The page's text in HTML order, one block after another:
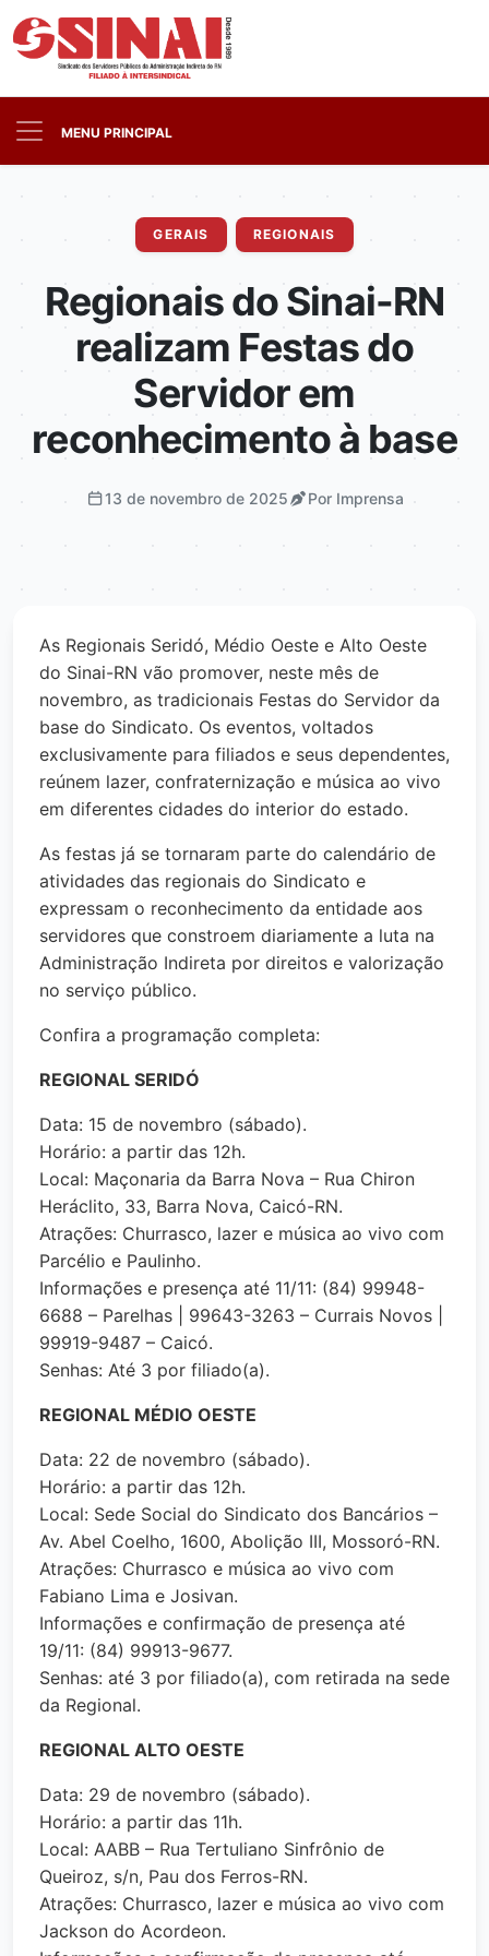
MENU PRINCIPAL
GERAIS REGIONAIS
Regionais do Sinai-RN
realizam Festas do
Servidor em
reconhecimento à base
13 de novembro de 2025 Por Imprensa
As Regionais Seridó, Médio Oeste e Alto Oeste
do Sinai-RN vão promover, neste mês de
novembro, as tradicionais Festas do Servidor da
base do Sindicato. Os eventos, voltados
exclusivamente para filiados e seus dependentes,
reúnem lazer, confraternização e música ao vivo
em diferentes cidades do interior do estado.
As festas já se tornaram parte do calendário de
atividades das regionais do Sindicato e
expressam o reconhecimento da entidade aos
servidores que constroem diariamente a luta na
Administração Indireta por direitos e valorização
no serviço público.
Confira a programação completa:
REGIONAL SERIDÓ
Data: 15 de novembro (sábado).
Horário: a partir das 12h.
Local: Maçonaria da Barra Nova – Rua Chiron
Heráclito, 33, Barra Nova, Caicó-RN.
Atrações: Churrasco, lazer e música ao vivo com
Parcélio e Paulinho.
Informações e presença até 11/11: (84) 99948-
6688 – Parelhas | 99643-3263 – Currais Novos |
99919-9487 – Caicó.
Senhas: Até 3 por filiado(a).
REGIONAL MÉDIO OESTE
Data: 22 de novembro (sábado).
Horário: a partir das 12h.
Local: Sede Social do Sindicato dos Bancários –
Av. Abel Coelho, 1600, Abolição III, Mossoró-RN.
Atrações: Churrasco e música ao vivo com
Fabiano Lima e Josivan.
Informações e confirmação de presença até
19/11: (84) 99913-9677.
Senhas: até 3 por filiado(a), com retirada na sede
da Regional.
REGIONAL ALTO OESTE
Data: 29 de novembro (sábado).
Horário: a partir das 11h.
Local: AABB – Rua Tertuliano Sinfrônio de
Queiroz, s/n, Pau dos Ferros-RN.
Atrações: Churrasco, lazer e música ao vivo com
Jackson do Acordeon.